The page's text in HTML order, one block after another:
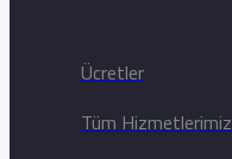
Ücretler
Tüm Hizmetlerimiz